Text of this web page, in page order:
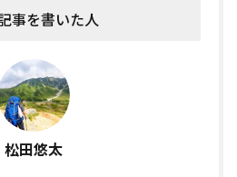
事を書いた人
松田悠太